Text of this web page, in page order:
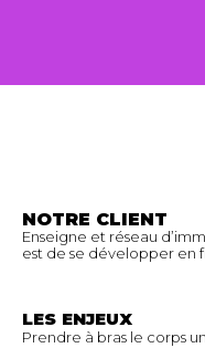
NOTRE CLIENT
Enseigne et réseau
est de se développer en
LES ENJEUX
Prendre à bras le corps